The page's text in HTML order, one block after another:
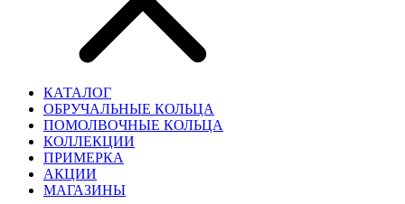
КАТАЛОГ
ОБРУЧАЛЬНЫЕ КОЛЬЦА
ПОМОЛВОЧНЫЕ КОЛЬЦА
КОЛЛЕКЦИИ
ПРИМЕРКА
АКЦИИ
МАГАЗИНЫ